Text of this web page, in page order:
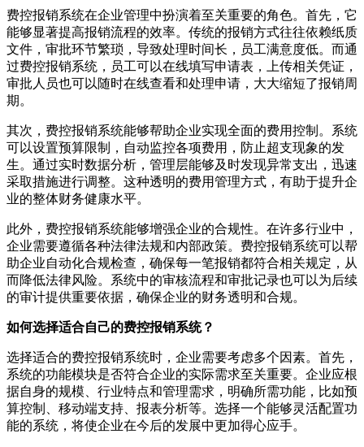
费控报销系统在企业管理中扮演着至关重要的角色。首先，它
能够显著提高报销流程的效率。传统的报销方式往往依赖纸质
文件，审批环节繁琐，导致处理时间长，员工满意度低。而通
过费控报销系统，员工可以在线填写申请表，上传相关凭证，
审批人员也可以随时在线查看和处理申请，大大缩短了报销周
期。
其次，费控报销系统能够帮助企业实现全面的费用控制。系统
可以设置预算限制，自动监控各项费用，防止超支现象的发
生。通过实时数据分析，管理层能够及时发现异常支出，迅速
采取措施进行调整。这种透明的费用管理方式，有助于提升企
业的整体财务健康水平。
此外，费控报销系统能够增强企业的合规性。在许多行业中，
企业需要遵循各种法律法规和内部政策。费控报销系统可以帮
助企业自动化合规检查，确保每一笔报销都符合相关规定，从
而降低法律风险。系统中的审核流程和审批记录也可以为后续
的审计提供重要依据，确保企业的财务透明和合规。
如何选择适合自己的费控报销系统？
选择适合的费控报销系统时，企业需要考虑多个因素。首先，
系统的功能模块是否符合企业的实际需求至关重要。企业应根
据自身的规模、行业特点和管理需求，明确所需功能，比如预
算控制、移动端支持、报表分析等。选择一个能够灵活配置功
能的系统，将使企业在今后的发展中更加得心应手。